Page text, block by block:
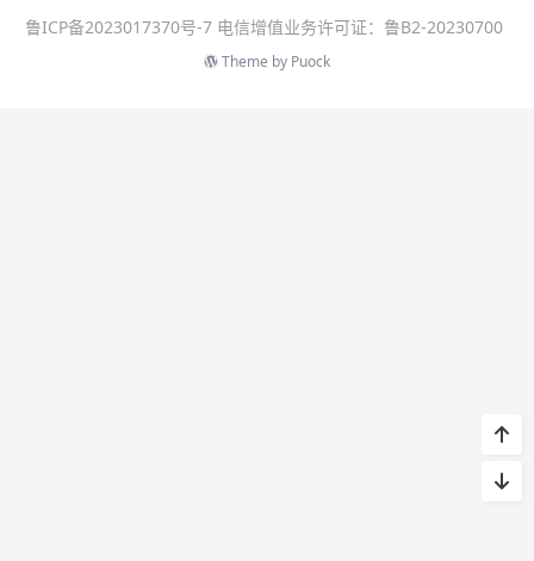
鲁ICP备2023017370号-7 电信增值业务许可证：鲁B2-20230700
Theme by Puock